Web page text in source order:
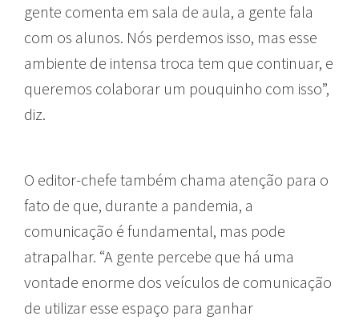
gente comenta em sala de aula, a gente fala
com os alunos. Nós perdemos isso, mas esse
ambiente de intensa troca tem que continuar, e
queremos colaborar um pouquinho com isso”,
diz.
O editor-chefe também chama atenção para o
fato de que, durante a pandemia, a
comunicação é fundamental, mas pode
atrapalhar. “A gente percebe que há uma
vontade enorme dos veículos de comunicação
de utilizar esse espaço para ganhar